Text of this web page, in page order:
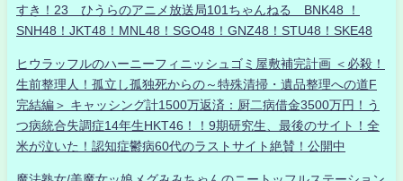
すき！23 ひうらのアニメ放送局101ちゃんねる BNK48 ！
SNH48！JKT48！MNL48！SGO48！GNZ48！STU48！SKE48
ヒウラッフルのハーニーフィニッシュゴミ屋敷補完計画 ＜必殺！
生前整理人！孤立し孤独死からの～特殊清掃・遺品整理への道F
完結編＞ キャッシング計1500万返済：厨二病借金3500万円！う
つ病統合失調症14年生HKT46！！9期研究生、最後のサイト！全
米が泣いた！認知症鬱病60代のラストサイト絶賛！公開中